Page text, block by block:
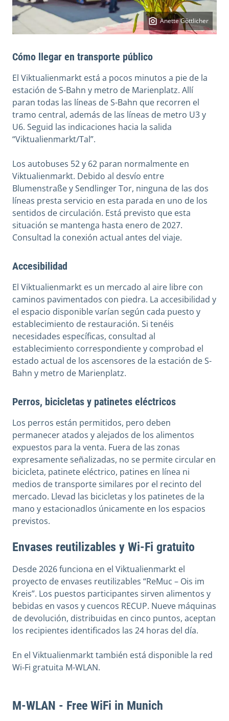
Anette Göttlicher
Cómo llegar en transporte público
El Viktualienmarkt está a pocos minutos a pie de la
estación de S-Bahn y metro de Marienplatz. Allí
paran todas las líneas de S-Bahn que recorren el
tramo central, además de las líneas de metro U3 y
U6. Seguid las indicaciones hacia la salida
“Viktualienmarkt/Tal”.
Los autobuses 52 y 62 paran normalmente en
Viktualienmarkt. Debido al desvío entre
Blumenstraße y Sendlinger Tor, ninguna de las dos
líneas presta servicio en esta parada en uno de los
sentidos de circulación. Está previsto que esta
situación se mantenga hasta enero de 2027.
Consultad la conexión actual antes del viaje.
Accesibilidad
El Viktualienmarkt es un mercado al aire libre con
caminos pavimentados con piedra. La accesibilidad y
el espacio disponible varían según cada puesto y
establecimiento de restauración. Si tenéis
necesidades específicas, consultad al
establecimiento correspondiente y comprobad el
estado actual de los ascensores de la estación de S-
Bahn y metro de Marienplatz.
Perros, bicicletas y patinetes eléctricos
Los perros están permitidos, pero deben
permanecer atados y alejados de los alimentos
expuestos para la venta. Fuera de las zonas
expresamente señalizadas, no se permite circular en
bicicleta, patinete eléctrico, patines en línea ni
medios de transporte similares por el recinto del
mercado. Llevad las bicicletas y los patinetes de la
mano y estacionadlos únicamente en los espacios
previstos.
Envases reutilizables y Wi-Fi gratuito
Desde 2026 funciona en el Viktualienmarkt el
proyecto de envases reutilizables “ReMuc – Ois im
Kreis”. Los puestos participantes sirven alimentos y
bebidas en vasos y cuencos RECUP. Nueve máquinas
de devolución, distribuidas en cinco puntos, aceptan
los recipientes identificados las 24 horas del día.
En el Viktualienmarkt también está disponible la red
Wi-Fi gratuita M-WLAN.
M-WLAN - Free WiFi in Munich